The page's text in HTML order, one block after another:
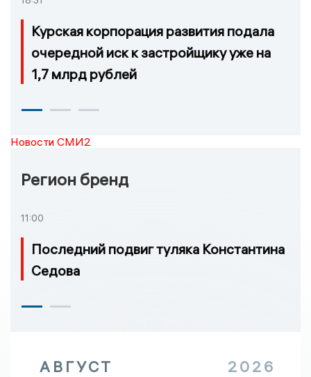
Курская корпорация развития подала
очередной иск к застройщику уже на
1,7 млрд рублей
Новости СМИ2
Регион бренд
11:00
Последний подвиг туляка Константина
Седова
АВГУСТ 2026